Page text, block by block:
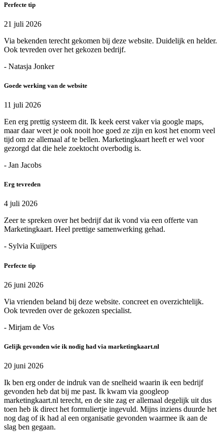
Perfecte tip
21 juli 2026
Via bekenden terecht gekomen bij deze website. Duidelijk en helder.
Ook tevreden over het gekozen bedrijf.
- Natasja Jonker
Goede werking van de website
11 juli 2026
Een erg prettig systeem dit. Ik keek eerst vaker via google maps,
maar daar weet je ook nooit hoe goed ze zijn en kost het enorm veel
tijd om ze allemaal af te bellen. Marketingkaart heeft er wel voor
gezorgd dat die hele zoektocht overbodig is.
- Jan Jacobs
Erg tevreden
4 juli 2026
Zeer te spreken over het bedrijf dat ik vond via een offerte van
Marketingkaart. Heel prettige samenwerking gehad.
- Sylvia Kuijpers
Perfecte tip
26 juni 2026
Via vrienden beland bij deze website. concreet en overzichtelijk.
Ook tevreden over de gekozen specialist.
- Mirjam de Vos
Gelijk gevonden wie ik nodig had via marketingkaart.nl
20 juni 2026
Ik ben erg onder de indruk van de snelheid waarin ik een bedrijf
gevonden heb dat bij me past. Ik kwam via googleop
marketingkaart.nl terecht, en de site zag er allemaal degelijk uit dus
toen heb ik direct het formuliertje ingevuld. Mijns inziens duurde het
nog dag of ik had al een organisatie gevonden waarmee ik aan de
slag ben gegaan.